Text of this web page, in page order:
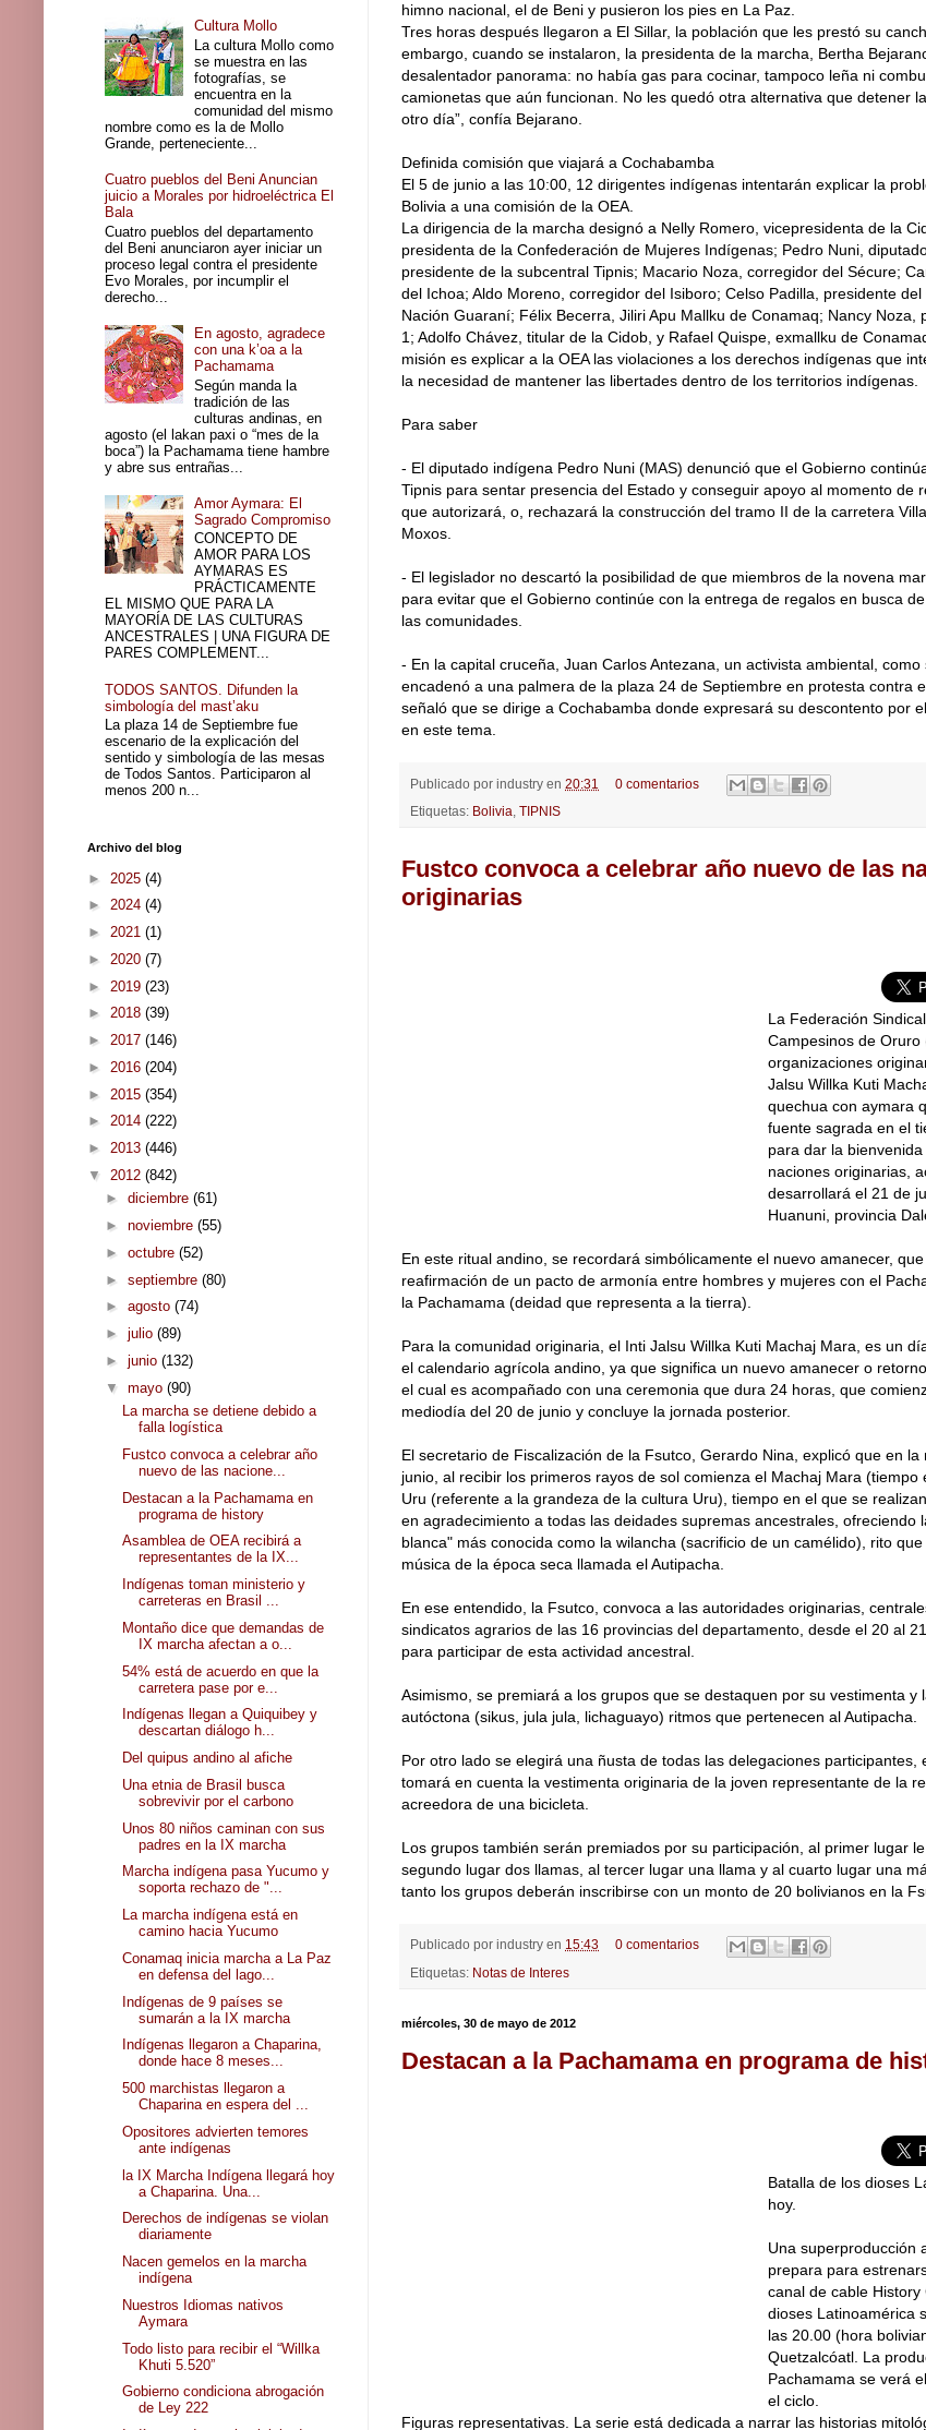
himno nacional, el de Beni y pusieron los pies en La Paz.
Tres horas después llegaron a El Sillar, la población que les prestó su
embargo, cuando se instalaron, la presidenta de la marcha, Bertha
desalentador panorama: no había gas para cocinar, tampoco leña ni
camionetas que aún funcionan. No les quedó otra alternativa que detener
otro día”, confía Bejarano.
Definida comisión que viajará a Cochabamba
El 5 de junio a las 10:00, 12 dirigentes indígenas intentarán explicar la
Bolivia a una comisión de la OEA.
La dirigencia de la marcha designó a Nelly Romero, vicepresidenta de la
presidenta de la Confederación de Mujeres Indígenas; Pedro Nuni,
presidente de la subcentral Tipnis; Macario Noza, corregidor del Sécure;
del Ichoa; Aldo Moreno, corregidor del Isiboro; Celso Padilla, presidente
Nación Guaraní; Félix Becerra, Jiliri Apu Mallku de Conamaq; Nancy Noza,
1; Adolfo Chávez, titular de la Cidob, y Rafael Quispe, exmallku de
misión es explicar a la OEA las violaciones a los derechos indígenas que
la necesidad de mantener las libertades dentro de los territorios indígenas.
Para saber
- El diputado indígena Pedro Nuni (MAS) denunció que el Gobierno
Tipnis para sentar presencia del Estado y conseguir apoyo al momento de
que autorizará, o, rechazará la construcción del tramo II de la carretera
Moxos.
- El legislador no descartó la posibilidad de que miembros de la novena
para evitar que el Gobierno continúe con la entrega de regalos en busca
las comunidades.
- En la capital cruceña, Juan Carlos Antezana, un activista ambiental,
encadenó a una palmera de la plaza 24 de Septiembre en protesta contra
señaló que se dirige a Cochabamba donde expresará su descontento por
en este tema.
Publicado por industry en 20:31
0 comentarios
Etiquetas: Bolivia TIPNIS
Fustco convoca a celebrar año nuevo de las
originarias
La Federación
Campesinos de
organizaciones
Jalsu Willka Kuti
quechua con aymara
fuente sagrada en el
para dar la
naciones originarias,
desarrollará el 21 de
Huanuni, provincia
En este ritual andino, se recordará simbólicamente el nuevo amanecer,
reafirmación de un pacto de armonía entre hombres y mujeres con el
la Pachamama (deidad que representa a la tierra).
Para la comunidad originaria, el Inti Jalsu Willka Kuti Machaj Mara, es un
el calendario agrícola andino, ya que significa un nuevo amanecer o
el cual es acompañado con una ceremonia que dura 24 horas, que
mediodía del 20 de junio y concluye la jornada posterior.
El secretario de Fiscalización de la Fsutco, Gerardo Nina, explicó que en
junio, al recibir los primeros rayos de sol comienza el Machaj Mara (tiempo
Uru (referente a la grandeza de la cultura Uru), tiempo en el que se
en agradecimiento a todas las deidades supremas ancestrales, ofreciendo
blanca" más conocida como la wilancha (sacrificio de un camélido), rito
música de la época seca llamada el Autipacha.
En ese entendido, la Fsutco, convoca a las autoridades originarias,
sindicatos agrarios de las 16 provincias del departamento, desde el 20 al
para participar de esta actividad ancestral.
Asimismo, se premiará a los grupos que se destaquen por su vestimenta y
autóctona (sikus, jula jula, lichaguayo) ritmos que pertenecen al Autipacha.
Por otro lado se elegirá una ñusta de todas las delegaciones participantes,
tomará en cuenta la vestimenta originaria de la joven representante de la
acreedora de una bicicleta.
Los grupos también serán premiados por su participación, al primer lugar
segundo lugar dos llamas, al tercer lugar una llama y al cuarto lugar una
tanto los grupos deberán inscribirse con un monto de 20 bolivianos en la
Publicado por industry en 15:43
0 comentarios
Etiquetas: Notas de Interes
miércoles, 30 de mayo de 2012
Destacan a la Pachamama en programa de
Batalla de los dioses
hoy.
Una superproducción
prepara para
canal de cable
dioses Latinoamérica
las 20.00 (hora
Quetzalcóatl. La
Pachamama se verá
el ciclo.
Figuras representativas. La serie está dedicada a narrar las historias
Cultura Mollo
La cultura Mollo como
se muestra en las
fotografías, se
encuentra en la
comunidad del mismo
nombre como es la de Mollo
Grande, perteneciente...
Cuatro pueblos del Beni Anuncian
juicio a Morales por hidroeléctrica El
Bala
Cuatro pueblos del departamento
del Beni anunciaron ayer iniciar un
proceso legal contra el presidente
Evo Morales, por incumplir el
derecho...
En agosto, agradece
con una k’oa a la
Pachamama
Según manda la
tradición de las
culturas andinas, en
agosto (el lakan paxi o “mes de la
boca”) la Pachamama tiene hambre
y abre sus entrañas...
Amor Aymara: El
Sagrado Compromiso
CONCEPTO DE
AMOR PARA LOS
AYMARAS ES
PRÁCTICAMENTE
EL MISMO QUE PARA LA
MAYORÍA DE LAS CULTURAS
ANCESTRALES | UNA FIGURA DE
PARES COMPLEMENT...
TODOS SANTOS. Difunden la
simbología del mast’aku
La plaza 14 de Septiembre fue
escenario de la explicación del
sentido y simbología de las mesas
de Todos Santos. Participaron al
menos 200 n...
Archivo del blog
► 2025 (4)
► 2024 (4)
► 2021 (1)
► 2020 (7)
► 2019 (23)
► 2018 (39)
► 2017 (146)
► 2016 (204)
► 2015 (354)
► 2014 (222)
► 2013 (446)
▼ 2012 (842)
► diciembre (61)
► noviembre (55)
► octubre (52)
► septiembre (80)
► agosto (74)
► julio (89)
► junio (132)
▼ mayo (90)
La marcha se detiene debido a
falla logística
Fustco convoca a celebrar año
nuevo de las nacione...
Destacan a la Pachamama en
programa de history
Asamblea de OEA recibirá a
representantes de la IX...
Indígenas toman ministerio y
carreteras en Brasil ...
Montaño dice que demandas de
IX marcha afectan a o...
54% está de acuerdo en que la
carretera pase por e...
Indígenas llegan a Quiquibey y
descartan diálogo h...
Del quipus andino al afiche
Una etnia de Brasil busca
sobrevivir por el carbono
Unos 80 niños caminan con sus
padres en la IX marcha
Marcha indígena pasa Yucumo y
soporta rechazo de "...
La marcha indígena está en
camino hacia Yucumo
Conamaq inicia marcha a La Paz
en defensa del lago...
Indígenas de 9 países se
sumarán a la IX marcha
Indígenas llegaron a Chaparina,
donde hace 8 meses...
500 marchistas llegaron a
Chaparina en espera del ...
Opositores advierten temores
ante indígenas
la IX Marcha Indígena llegará hoy
a Chaparina. Una...
Derechos de indígenas se violan
diariamente
Nacen gemelos en la marcha
indígena
Nuestros Idiomas nativos
Aymara
Todo listo para recibir el “Willka
Khuti 5.520”
Gobierno condiciona abrogación
de Ley 222